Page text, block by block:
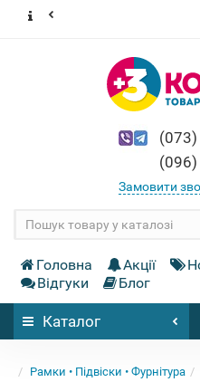
(073)
(096)
Замовити
Головна Акції
Відгуки
Блог
Каталог
Рамки • Підвіски • Фурнітура